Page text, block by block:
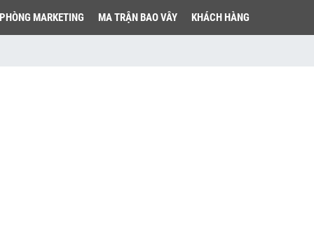
PHÒNG MARKETING MA TRẬN BAO VÂY KHÁCH HÀNG